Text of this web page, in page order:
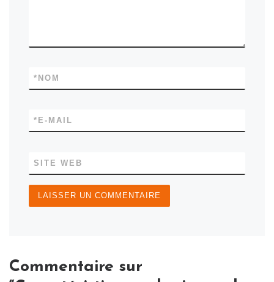
NOM
*
E-MAIL
*
SITE WEB
Commentaire sur